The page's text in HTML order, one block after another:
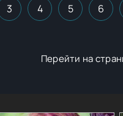
3 4 5 6
Перейти на